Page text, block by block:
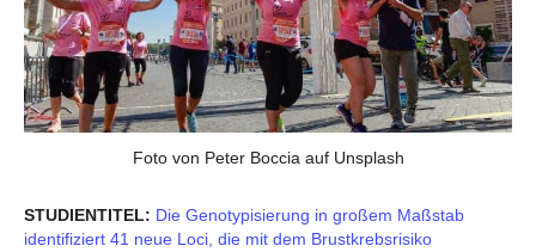
Foto von Peter Boccia auf Unsplash
STUDIENTITEL: Die Genotypisierung in großem Maßstab
identifiziert 41 neue Loci, die mit dem Brustkrebsrisiko